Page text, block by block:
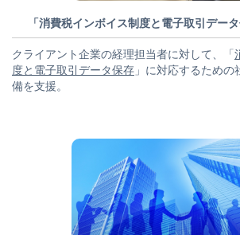
「消費税インボイス制度と電子取引デー
クライアント企業の経理担当者に対して、「
度と電子取引データ保存 」に対応するため
備を支援。